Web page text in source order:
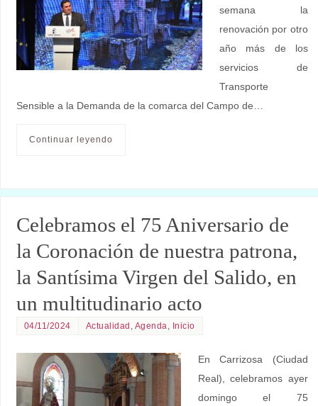
semana la
renovación por otro
año más de los
servicios de
Transporte
Sensible a la Demanda de la comarca del Campo de…
Continuar leyendo
Celebramos el 75 Aniversario de
la Coronación de nuestra patrona,
la Santísima Virgen del Salido, en
un multitudinario acto
04/11/2024 Actualidad , Agenda, Inicio
En Carrizosa (Ciudad
Real), celebramos ayer
domingo el 75